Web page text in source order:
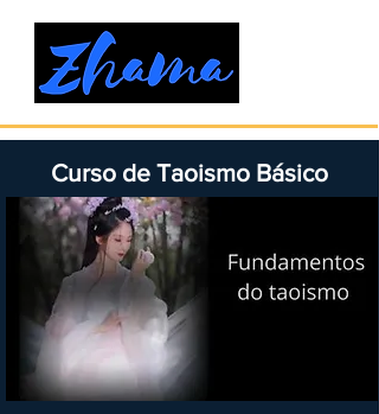
Curso de Taoismo Básico